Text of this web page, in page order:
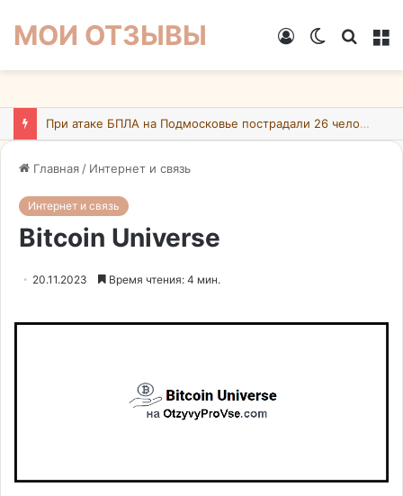
МОИ ОТЗЫВЫ
Switch
Войти
При атаке БПЛА на Подмосковье пострадали 26 человек
Главная / Интернет и связь
Интернет и связь
Bitcoin Universe
20.11.2023 Время чтения: 4 мин.